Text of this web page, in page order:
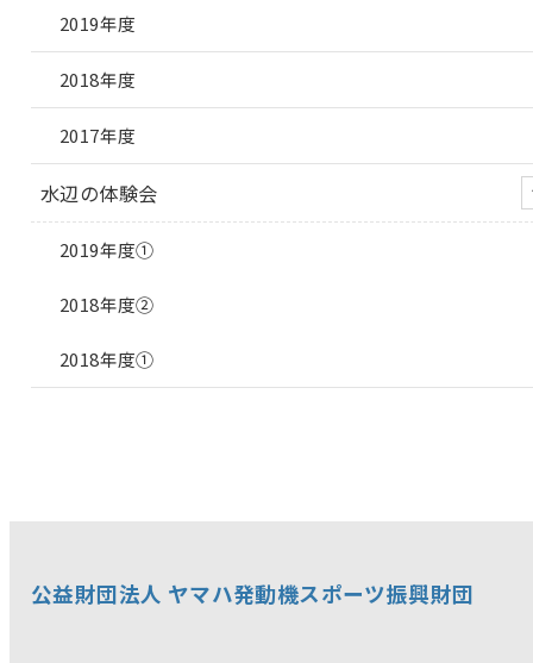
2019年度
2018年度
2017年度
水辺の体験会
2019年度①
2018年度②
2018年度①
公益財団法人 ヤマハ発動機スポーツ振興財団